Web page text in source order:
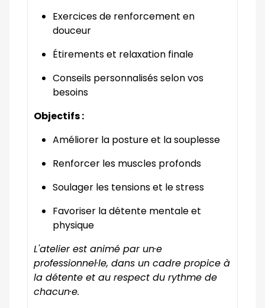
Exercices de renforcement en
douceur
Étirements et relaxation finale
Conseils personnalisés selon vos
besoins
Objectifs :
Améliorer la posture et la souplesse
Renforcer les muscles profonds
Soulager les tensions et le stress
Favoriser la détente mentale et
physique
L'atelier est animé par un·e
professionnel·le, dans un cadre propice à
la détente et au respect du rythme de
chacun·e.